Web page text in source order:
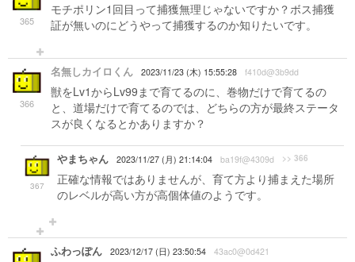
365
モチポリン1回目って捕獲無理じゃないですか？ボス捕獲
証が無いのにどうやって捕獲するのか知りたいです。
366
名無しカイロくん 2023/11/23 (木) 15:55:28 f410d@3b9dd
獣をLv1からLv99まで育てるのに、巻物だけで育てるの
と、道場だけで育てるのでは、どちらの方が最終ステータ
スが良くなるとかありますか？
367
やまちゃん 2023/11/27 (月) 21:14:04 ba19f@4309d >> 366
正確な情報ではありませんが、育て方より捕まえた場所
のレベルが高い方が高個体値のようです。
ふわっぽん 2023/12/17 (日) 23:50:54 43ac0@0d421